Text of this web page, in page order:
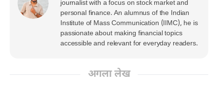
journalist with a focus on stock market and
personal finance. An alumnus of the Indian
Institute of Mass Communication (IIMC), he is
passionate about making financial topics
accessible and relevant for everyday readers.
अगला लेख